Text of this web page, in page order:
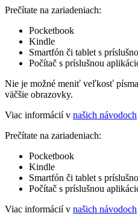
Prečítate na zariadeniach:
Pocketbook
Kindle
Smartfón či tablet s
Počítač s príslušnou
Nie je možné meniť veľkosť
väčšie obrazovky.
Viac informácií v našich návodoch
Prečítate na zariadeniach:
Pocketbook
Kindle
Smartfón či tablet s
Počítač s príslušnou
Viac informácií v našich návodoch